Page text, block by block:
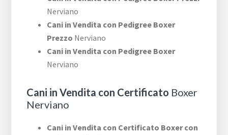
Nerviano
Cani in Vendita con Pedigree Boxer
Prezzo Nerviano
Cani in Vendita con Pedigree Boxer
Nerviano
Cani in Vendita con Certificato Boxer
Nerviano
Cani in Vendita con Certificato Boxer con